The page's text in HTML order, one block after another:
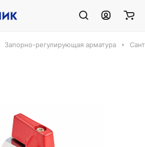
Запорно-регулирующая арматура